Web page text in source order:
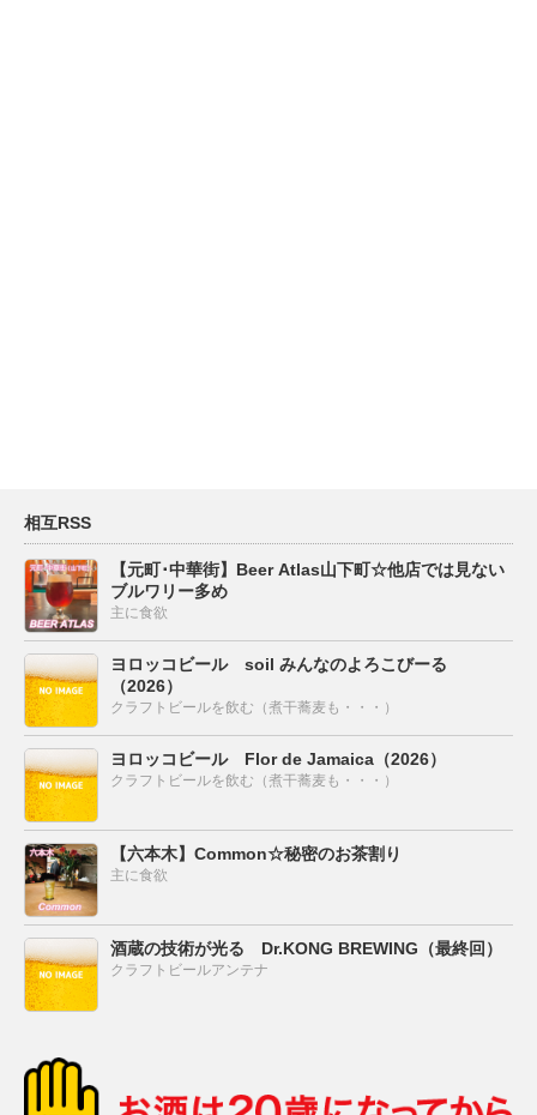
相互RSS
【元町･中華街】Beer Atlas山下町☆他店では見ない
ブルワリー多め
主に食欲
ヨロッコビール soil みんなのよろこびーる
（2026）
クラフトビールを飲む（煮干蕎麦も・・・）
ヨロッコビール Flor de Jamaica（2026）
クラフトビールを飲む（煮干蕎麦も・・・）
【六本木】Common☆秘密のお茶割り
主に食欲
酒蔵の技術が光る Dr.KONG BREWING（最終回）
クラフトビールアンテナ